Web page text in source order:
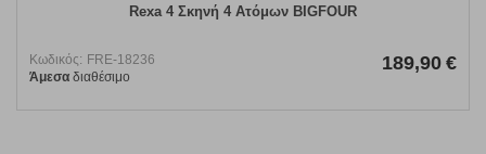
Rexa 4 Σκηνή 4 Ατόμων BIGFOUR
Κωδικός: FRE-18236
Άμεσα διαθέσιμο
189,90 €